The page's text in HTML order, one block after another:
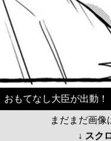
おもてなし大臣が出動！
まだまだ画像
↓ スク